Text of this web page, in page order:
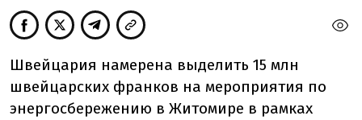
Швейцария намерена выделить 15 млн
швейцарских франков на мероприятия по
энергосбережению в Житомире в рамках